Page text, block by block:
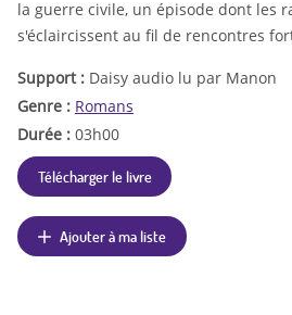
la guerre civile, un épisode dont les
s'éclaircissent au fil de rencontres
Support : Daisy audio lu par Manon
Genre : Romans
Durée : 03h00
Télécharger le livre
Ajouter à ma liste